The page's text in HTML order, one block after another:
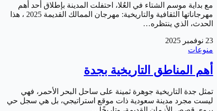
مع بداية موسم الشتاء في العُلا، احتفلت المدينة بإطلاق أحد أهم
مهرجاناتها الثقافية والتاريخية: مهرجان الممالك القديمة 2025 ، هذا
الحدث، الذي ينتظره…
23 نوفمبر 2025
منوعات
أهم المناطق التاريخية بجدة
تمثل جدة التاريخية جوهرة ثمينة على ساحل البحر الأحمر، فهي
ليست مجرد مدينة سعودية ذات موقع استراتيجي، بل هي سجل حي